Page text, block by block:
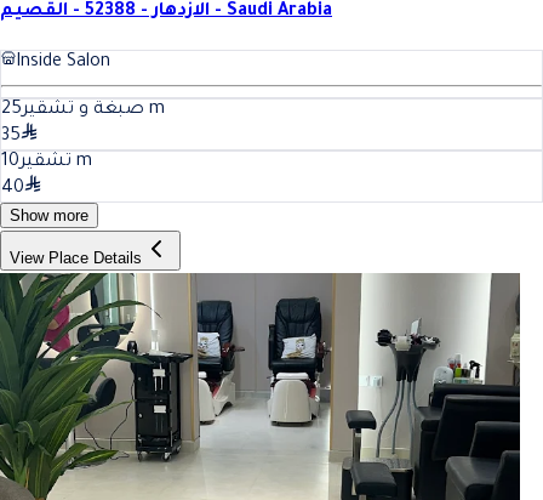
الازدهار - 52388 - القصيم - Saudi Arabia
Inside Salon
صبغة و تشقير25
m
35
تشقير10
m
40
Show more
View Place Details